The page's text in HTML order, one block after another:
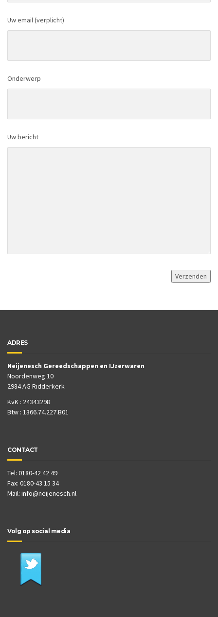
Uw email (verplicht)
Onderwerp
Uw bericht
ADRES
Neijenesch Gereedschappen en IJzerwaren
Noordenweg 10
2984 AG Ridderkerk
KvK : 24343298
Btw : 1366.74.227.B01
CONTACT
Tel: 0180-42 42 49
Fax: 0180-43 15 34
Mail: info@neijenesch.nl
Volg op social media